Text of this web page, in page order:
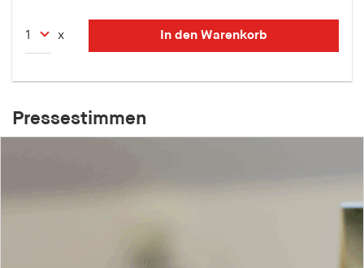
x In den Warenkorb
Pressestimmen